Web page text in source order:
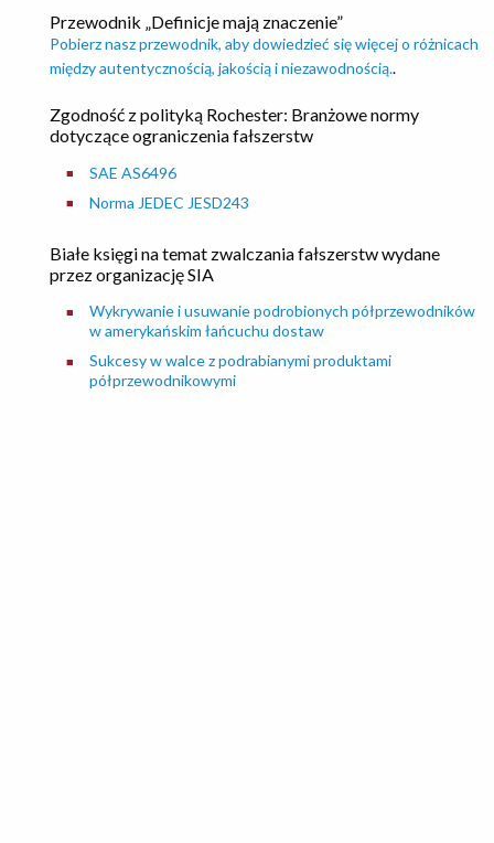
Przewodnik „Definicje mają znaczenie”
Pobierz nasz przewodnik, aby dowiedzieć się więcej o różnicach
między autentycznością, jakością i niezawodnością..
Zgodność z polityką Rochester: Branżowe normy
dotyczące ograniczenia fałszerstw
SAE AS6496
Norma JEDEC JESD243
Białe księgi na temat zwalczania fałszerstw wydane
przez organizację SIA
Wykrywanie i usuwanie podrobionych półprzewodników
w amerykańskim łańcuchu dostaw
Sukcesy w walce z podrabianymi produktami
półprzewodnikowymi